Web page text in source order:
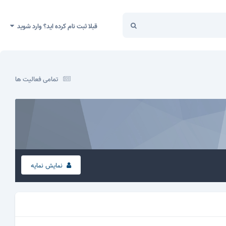
قبلا ثبت نام کرده اید؟ وارد شوید
تمامی فعالیت ها
نمایش نمایه